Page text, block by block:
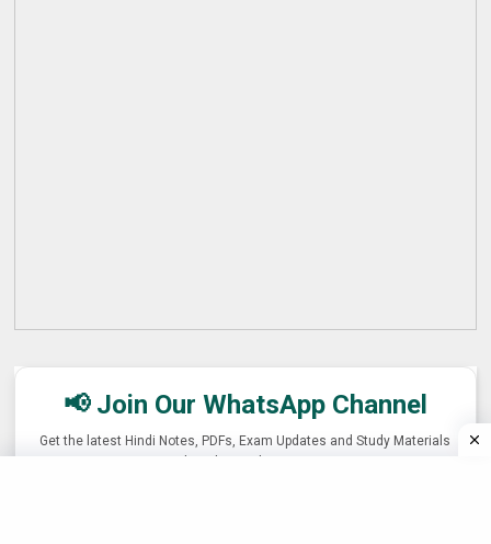
📢 Join Our WhatsApp Channel
Get the latest Hindi Notes, PDFs, Exam Updates and Study Materials